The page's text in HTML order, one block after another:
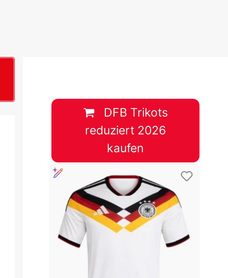
&
&
Tabelle
DFB Trikots
reduziert 2026
kaufen